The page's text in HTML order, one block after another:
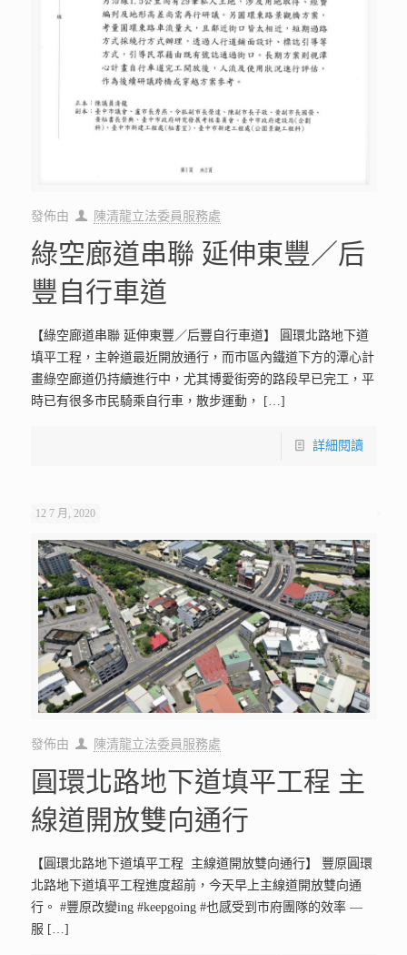
發佈由 陳清龍立法委員服務處
綠空廊道串聯 延伸東豐／后
豐自行車道
【綠空廊道串聯 延伸東豐／后豐自行車道】 圓環北路地下道
填平工程，主幹道最近開放通行，而市區內鐵道下方的潭心計
畫綠空廊道仍持續進行中，尤其博愛街旁的路段早已完工，平
時已有很多市民騎乘自行車，散步運動，
[…]
詳細閱讀
12 7 月, 2020
發佈由 陳清龍立法委員服務處
圓環北路地下道填平工程 主
線道開放雙向通行
【圓環北路地下道填平工程 主線道開放雙向通行】 豐原圓環
北路地下道填平工程進度超前，今天早上主線道開放雙向通
行。 #豐原改變ing #keepgoing #也感受到市府團隊的效率 —
服 […]